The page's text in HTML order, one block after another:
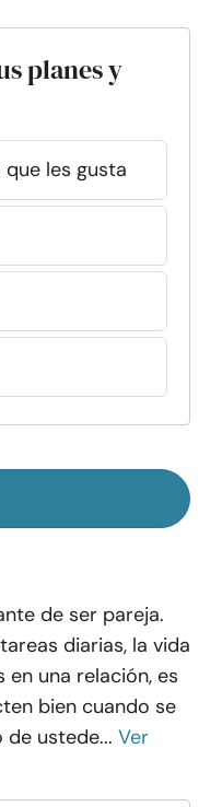
planes y
les gusta
de ser pareja.
diarias, la vida
en una relación, es
bien cuando se
ustede... Ver